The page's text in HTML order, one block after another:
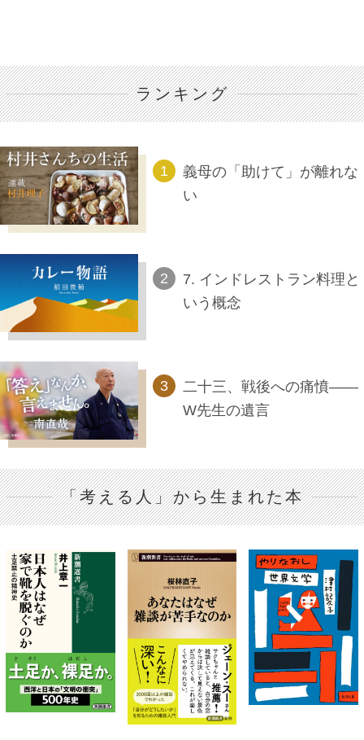
ランキング
義母の「助けて」が離れな
い
7. インドレストラン料理と
いう概念
二十三、戦後への痛憤――
W先生の遺言
「考える人」から生まれた本